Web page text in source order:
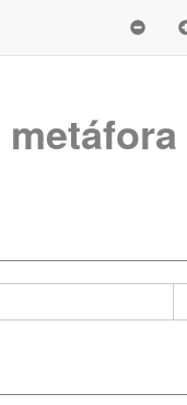
metáfora